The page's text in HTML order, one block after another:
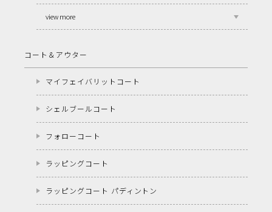
view more
コート＆アウター
マイフェイバリットコート
シェルブールコート
フォローコート
ラッピングコート
ラッピングコート パディントン